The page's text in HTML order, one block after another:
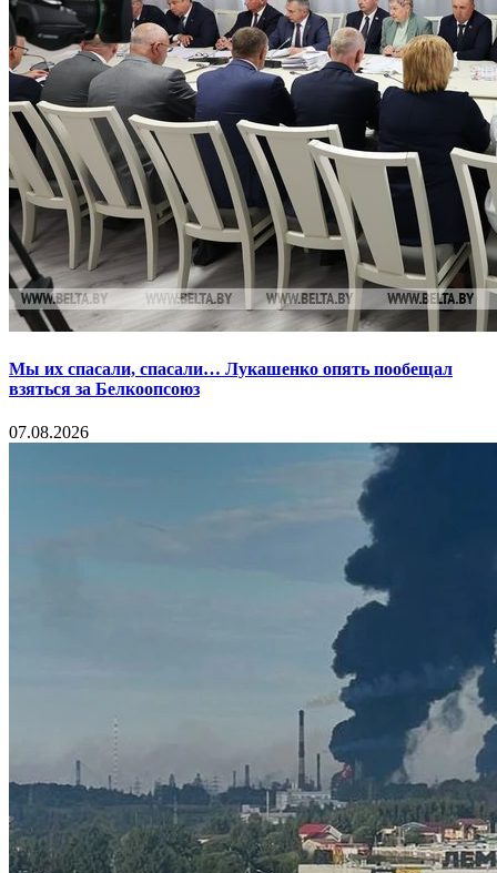
Мы их спасали, спасали… Лукашенко опять пообещал
взяться за Белкоопсоюз
07.08.2026